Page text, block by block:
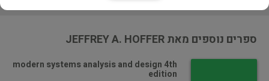
ספרים נוספים מאת JEFFREY A. HOFFER
modern systems analysis and design 4th
edition